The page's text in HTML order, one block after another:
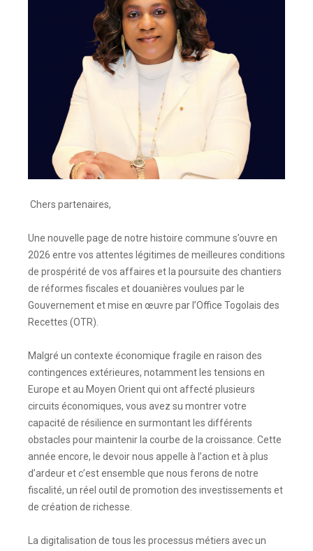
Conserv. Foncière
ACTUALITES
Toute l'actualité!
DOCUMENTATION
Toute la Documentation
CONTACT
Contactez OTR
Chers partenaires,
Une nouvelle page de notre histoire commune s’ouvre en
2026 entre vos attentes légitimes de meilleures conditions
de prospérité de vos affaires et la poursuite des chantiers
de réformes fiscales et douanières voulues par le
Gouvernement et mise en œuvre par l’Office Togolais des
Recettes (OTR).
Malgré un contexte économique fragile en raison des
contingences extérieures, notamment les tensions en
Europe et au Moyen Orient qui ont affecté plusieurs
circuits économiques, vous avez su montrer votre
capacité de résilience en surmontant les différents
obstacles pour maintenir la courbe de la croissance. Cette
année encore, le devoir nous appelle à l’action et à plus
d’ardeur et c’est ensemble que nous ferons de notre
fiscalité, un réel outil de promotion des investissements et
de création de richesse.
La digitalisation de tous les processus métiers avec un